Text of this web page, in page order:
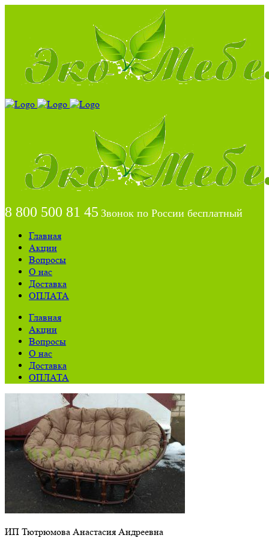
8 800 500 81 45 Звонок по России бесплатный
Главная
Акции
Вопросы
О нас
Доставка
ОПЛАТА
Главная
Акции
Вопросы
О нас
Доставка
ОПЛАТА
ИП Тютрюмова Анастасия Андреевна